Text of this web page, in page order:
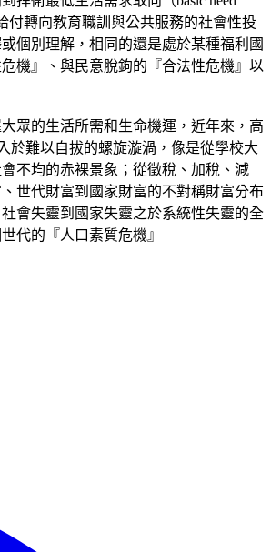
付轉向教育職訓與公共服務的社會性投
個別理解，相同的還是處於某種福利國
機』、與民意脫鉤的『合法性危機』以
眾的生活所需和生命機運，近年來，高
於難以自拔的螺旋漩渦，像是從學校大
不均的赤裸景象；從徵稅、加稅、減
世代財富到國家財富的不對稱財富分布
會失靈到國家失靈之於系統性失靈的全
代的『人口素質危機』